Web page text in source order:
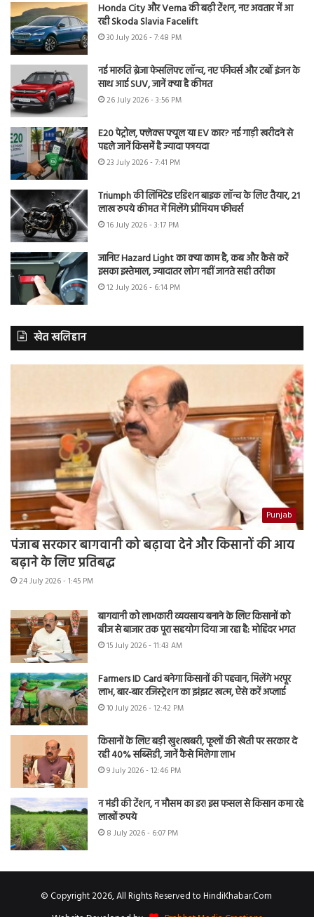
Honda City और Verna की बढ़ी टेंशन, नए अवतार में आ
रही Skoda Slavia Facelift
30 July 2026 - 7:48 PM
नई मारुति ब्रेजा फेसलिफ्ट लॉन्च, नए फीचर्स और टर्बो इंजन के
साथ आई SUV, जानें क्या है कीमत
26 July 2026 - 3:56 PM
E20 पेट्रोल, फ्लेक्स फ्यूल या EV कार? नई गाड़ी खरीदने से
पहले जानें किसमें है ज्यादा फायदा
23 July 2026 - 7:41 PM
Triumph की लिमिटेड एडिशन बाइक लॉन्च के लिए तैयार, 21
लाख रुपये कीमत में मिलेंगे प्रीमियम फीचर्स
16 July 2026 - 3:17 PM
जानिए Hazard Light का क्या काम है, कब और कैसे करें
इसका इस्तेमाल, ज्यादातर लोग नहीं जानते सही तरीका
12 July 2026 - 6:14 PM
खेत खलिहान
Punjab
पंजाब सरकार बागवानी को बढ़ावा देने और किसानों की आय
बढ़ाने के लिए प्रतिबद्ध
24 July 2026 - 1:45 PM
बागवानी को लाभकारी व्यवसाय बनाने के लिए किसानों को
बीज से बाजार तक पूरा सहयोग दिया जा रहा है: मोहिंदर भगत
15 July 2026 - 11:43 AM
Farmers ID Card बनेगा किसानों की पहचान, मिलेंगे भरपूर
लाभ, बार-बार रजिस्ट्रेशन का झंझट खत्म, ऐसे करें अप्लाई
10 July 2026 - 12:42 PM
किसानों के लिए बड़ी खुशखबरी, फूलों की खेती पर सरकार दे
रही 40% सब्सिडी, जानें कैसे मिलेगा लाभ
9 July 2026 - 12:46 PM
न मंडी की टेंशन, न मौसम का डर! इस फसल से किसान कमा रहे
लाखों रुपये
8 July 2026 - 6:07 PM
© Copyright 2026, All Rights Reserved to HindiKhabar.Com